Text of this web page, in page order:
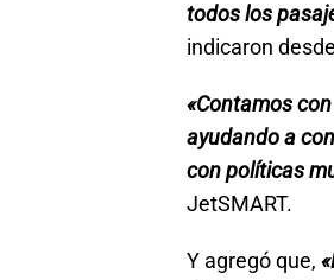
todos los
indicaron
«Contamos
ayudando a
con políticas
JetSMART.
Y agregó que,